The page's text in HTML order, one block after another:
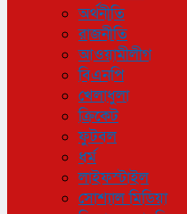
অর্থনীতি
রাজনীতি
আওয়ামীলীগ
বিএনপি
খেলাধুলা
ক্রিকেট
ফুটবল
ধর্ম
লাইফস্টাইল
সোশ্যাল মিডিয়া